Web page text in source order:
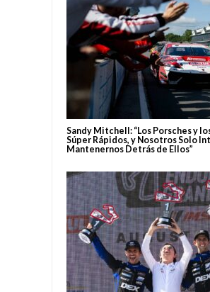
Sandy Mitchell: “Los Porsches y
Súper Rápidos, y Nosotros Solo
Mantenernos Detrás de Ellos”